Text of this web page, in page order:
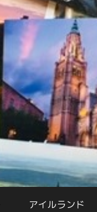
アイルランド